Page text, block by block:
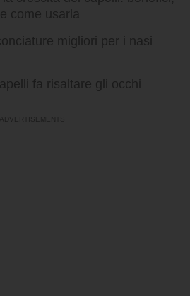
come usarla
migliori per i nasi
fa risaltare gli occhi